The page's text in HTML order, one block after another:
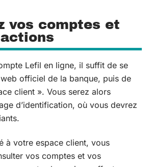
vos comptes et
Lefil en ligne, il suffit de se
officiel de la banque, puis de
client ». Vous serez alors
d’identification, où vous devrez
à votre espace client, vous
vos comptes et vos